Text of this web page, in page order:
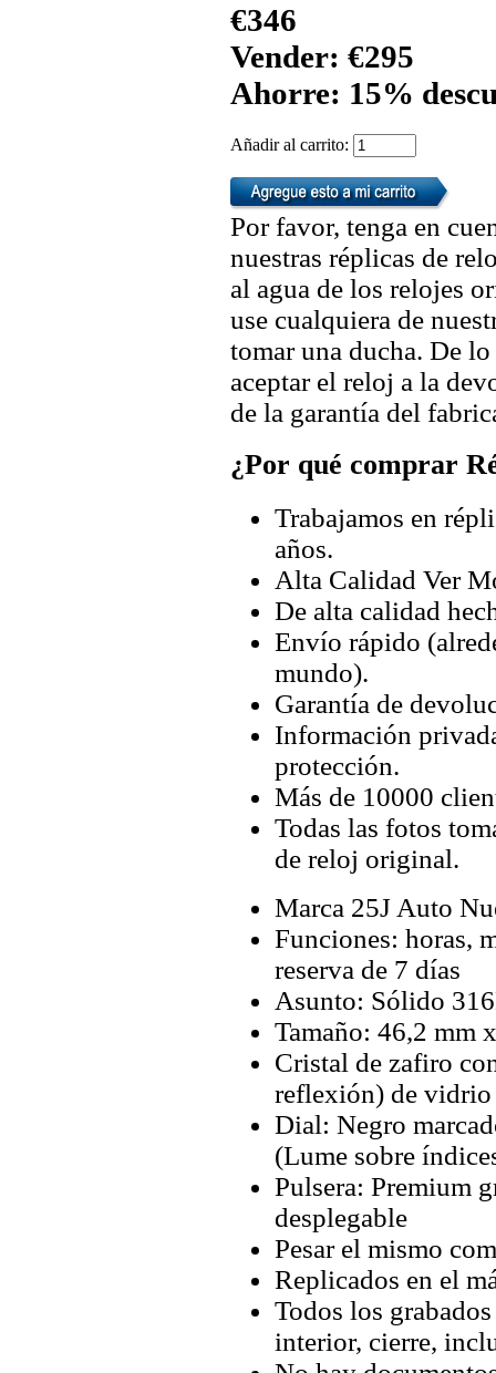
€346
Vender: €295
Ahorre: 15%
Añadir al carrito:
Por favor, tenga en
nuestras réplicas de
al agua de los relojes
use cualquiera de
tomar una ducha. De
aceptar el reloj a la
de la garantía del
¿Por qué comprar
Trabajamos en
años.
Alta Calidad Ver
De alta calidad
Envío rápido
mundo).
Garantía de
Información
protección.
Más de 10000
Todas las fotos
de reloj original.
Marca 25J Auto
Funciones: horas,
reserva de 7 días
Asunto: Sólido
Tamaño: 46,2 mm
Cristal de zafiro
reflexión) de vidrio
Dial: Negro
(Lume sobre
Pulsera: Premium
desplegable
Pesar el mismo
Replicados en el
Todos los
interior, cierre,